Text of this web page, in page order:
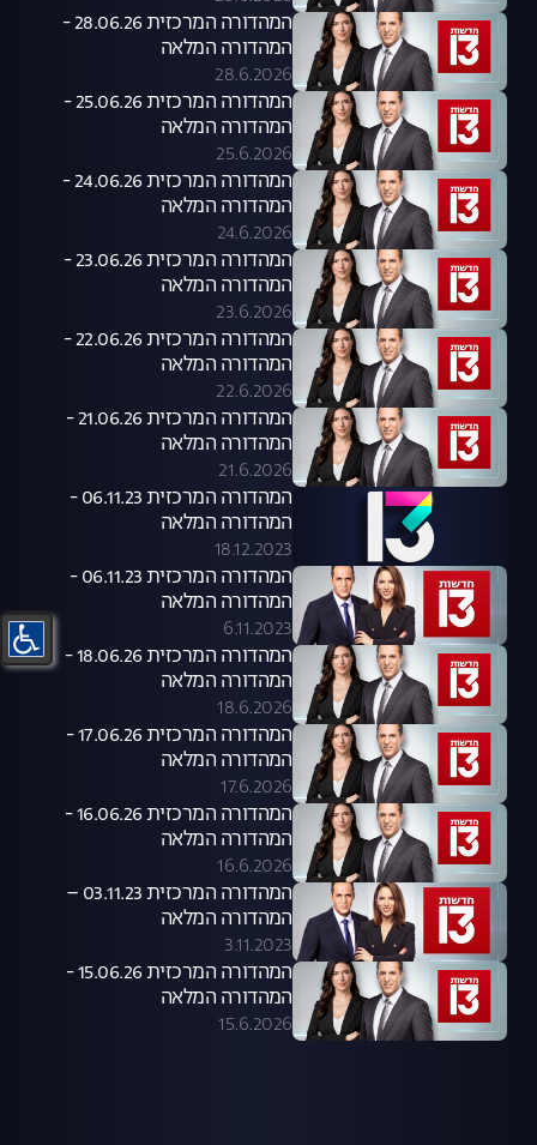
המהדורה המרכזית 28.06.26 -
המהדורה המלאה
28.6.2026
המהדורה המרכזית 25.06.26 -
המהדורה המלאה
25.6.2026
המהדורה המרכזית 24.06.26 -
המהדורה המלאה
24.6.2026
המהדורה המרכזית 23.06.26 -
המהדורה המלאה
23.6.2026
המהדורה המרכזית 22.06.26 -
המהדורה המלאה
22.6.2026
המהדורה המרכזית 21.06.26 -
המהדורה המלאה
21.6.2026
המהדורה המרכזית 06.11.23 -
המהדורה המלאה
18.12.2023
המהדורה המרכזית 06.11.23 -
המהדורה המלאה
6.11.2023
המהדורה המרכזית 18.06.26 -
המהדורה המלאה
18.6.2026
המהדורה המרכזית 17.06.26 -
המהדורה המלאה
17.6.2026
המהדורה המרכזית 16.06.26 -
המהדורה המלאה
16.6.2026
המהדורה המרכזית 03.11.23 –
המהדורה המלאה
3.11.2023
המהדורה המרכזית 15.06.26 -
המהדורה המלאה
15.6.2026